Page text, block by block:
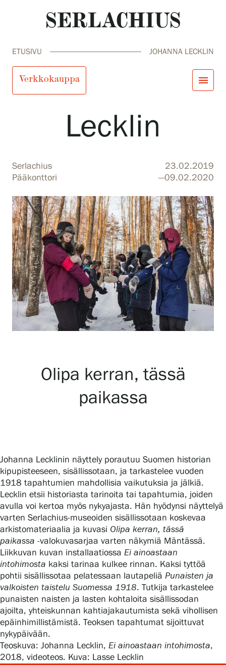
Kokoelmat ja museo
Serlachius Residenssi
ETUSIVU JOHANNA LECKLIN
Verkkokauppa menu
Tule meille
Näyttelyt
Tapahtumat
Palvelumme
Serlachius Residenssi
Gösta Serlachiuksen taidesäätiö
Yhteystiedot
Ravintola Gösta
Serlachius Taidesauna
Serlachius Art & Sauna Express
Medialle
Vastuullisuus
Esteettömyys
Johanna
Lecklin
Serlachius
Pääkonttori
23.02.2019
—09.02.2020
Olipa kerran, tässä
paikassa
Johanna Lecklinin näyttely porautuu Suomen historian
kipupisteeseen, sisällissotaan, ja tarkastelee vuoden
1918 tapahtumien mahdollisia vaikutuksia ja jälkiä.
Lecklin etsii historiasta tarinoita tai tapahtumia, joiden
avulla voi kertoa myös nykyajasta. Hän hyödynsi näyttelyä
varten Serlachius-museoiden sisällissotaan koskevaa
arkistomateriaalia ja kuvasi Olipa kerran, tässä
paikassa -valokuvasarjaa varten näkymiä Mäntässä.
Liikkuvan kuvan installaatiossa Ei ainoastaan
intohimosta kaksi tarinaa kulkee rinnan. Kaksi tyttöä
pohtii sisällissotaa pelatessaan lautapeliä Punaisten ja
valkoisten taistelu Suomessa 1918. Tutkija tarkastelee
punaisten naisten ja lasten kohtaloita sisällissodan
ajoilta, yhteiskunnan kahtiajakautumista sekä vihollisen
epäinhimillistämistä. Teoksen tapahtumat sijoittuvat
nykypäivään.
Teoskuva: Johanna Lecklin, Ei ainoastaan intohimosta,
2018, videoteos. Kuva: Lasse Lecklin